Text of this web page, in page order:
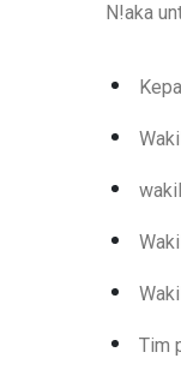
N!aka
Tim